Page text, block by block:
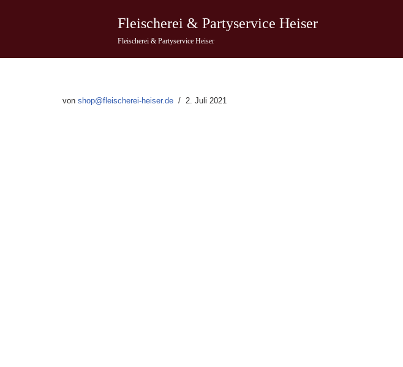
springen
Fleischerei & Partyservice Heiser
Fleischerei & Partyservice Heiser
von shop@fleischerei-heiser.de 2. Juli 2021